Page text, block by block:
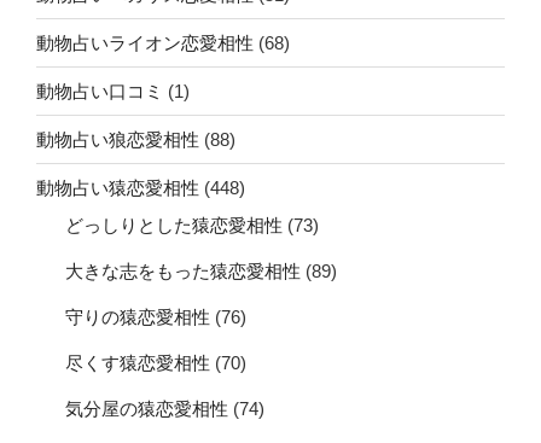
動物占いライオン恋愛相性 (68)
動物占い口コミ (1)
動物占い狼恋愛相性 (88)
動物占い猿恋愛相性 (448)
どっしりとした猿恋愛相性 (73)
大きな志をもった猿恋愛相性 (89)
守りの猿恋愛相性 (76)
尽くす猿恋愛相性 (70)
気分屋の猿恋愛相性 (74)